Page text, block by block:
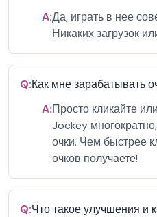
A:Да, играть в нее
Никаких загрузок
Q:Как мне зарабатывать
A:Просто кликайте
Jockey
очки. Чем быстрее
очков получаете!
Q:Что такое улучшения и